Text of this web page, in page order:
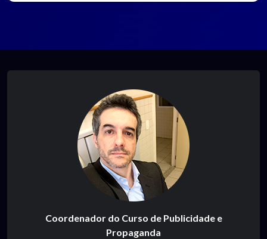
Coordenador do Curso de Publicidade e
Propaganda